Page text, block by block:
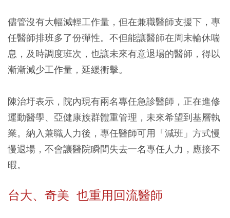
儘管沒有大幅減輕工作量，但在兼職醫師支援下，專
任醫師排班多了份彈性。不但能讓醫師在周末輪休喘
息，及時調度班次，也讓未來有意退場的醫師，得以
漸漸減少工作量，延緩衝擊。
陳治圩表示，院內現有兩名專任急診醫師，正在進修
運動醫學、亞健康族群體重管理，未來希望到基層執
業。納入兼職人力後，專任醫師可用「減班」方式慢
慢退場，不會讓醫院瞬間失去一名專任人力，應接不
暇。
台大、奇美 也重用回流醫師